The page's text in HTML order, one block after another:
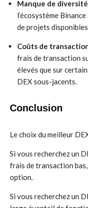
Manque de
l’écosystème
de projets
Coûts de
frais de transaction
élevés que sur
DEX sous-jacents.
Conclusion
Le choix du meilleur
Si vous recherchez un
frais de transaction
option.
Si vous recherchez un